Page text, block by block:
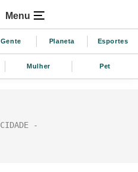
Menu
Gente Planeta Esportes
Mulher Pet